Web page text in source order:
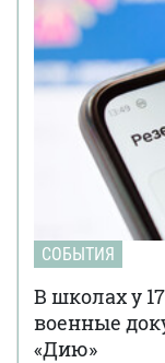
СОБЫТИЯ
В школах у
военные
«Дию»